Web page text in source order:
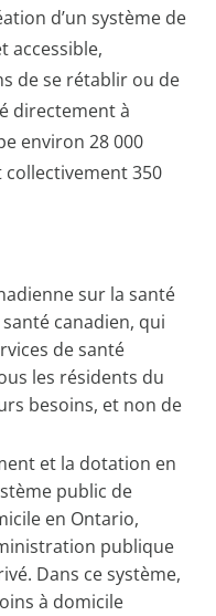
d’un système de
accessible,
de se rétablir ou de
directement à
environ 28 000
350
sur la santé
canadien, qui
de santé
les résidents du
besoins, et non de
et la dotation en
public de
en Ontario,
publique
Dans ce système,
à domicile